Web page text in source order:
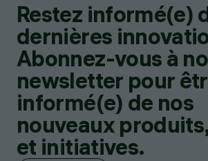
Restez informé(e)
dernières
Abonnez-vous à
newsletter pour
informé(e) de nos
nouveaux
et initiatives.